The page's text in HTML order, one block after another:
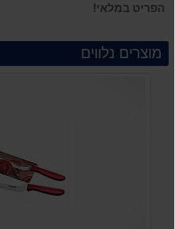
הפריט במלאי!
מוצרים נלווים